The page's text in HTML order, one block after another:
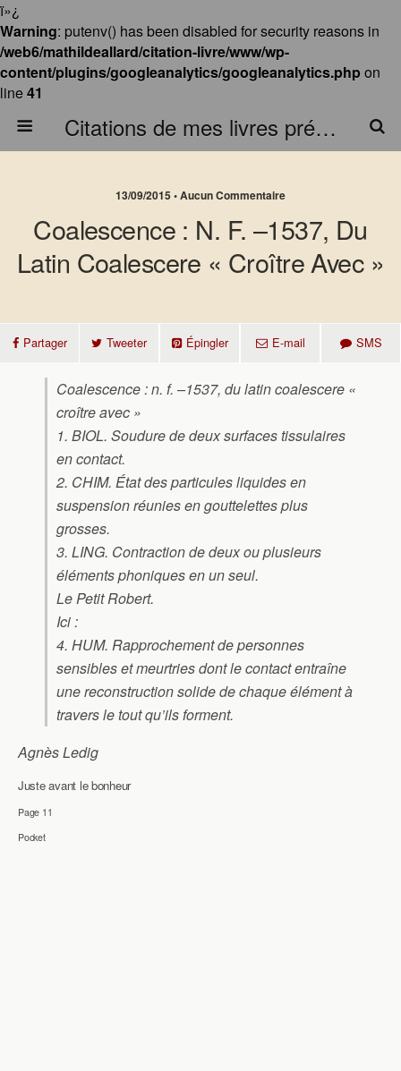
ï»¿
Warning: putenv() has been disabled for security reasons in
/web6/mathildeallard/citation-livre/www/wp-
content/plugins/googleanalytics/googleanalytics.php on
line41
Citations de mes livres préférés
13/09/2015 • Aucun Commentaire
Coalescence : N. F. –1537, Du
Latin Coalescere « Croître Avec »
Partager Tweeter Épingler E-mail SMS
Coalescence : n. f. –1537, du latin coalescere «
croître avec »
1. BIOL. Soudure de deux surfaces tissulaires
en contact.
2. CHIM. État des particules liquides en
suspension réunies en gouttelettes plus
grosses.
3. LING. Contraction de deux ou plusieurs
éléments phoniques en un seul.
Le Petit Robert.
Ici :
4. HUM. Rapprochement de personnes
sensibles et meurtries dont le contact entraîne
une reconstruction solide de chaque élément à
travers le tout qu’ils forment.
Agnès Ledig
Juste avant le bonheur
Page 11
Pocket